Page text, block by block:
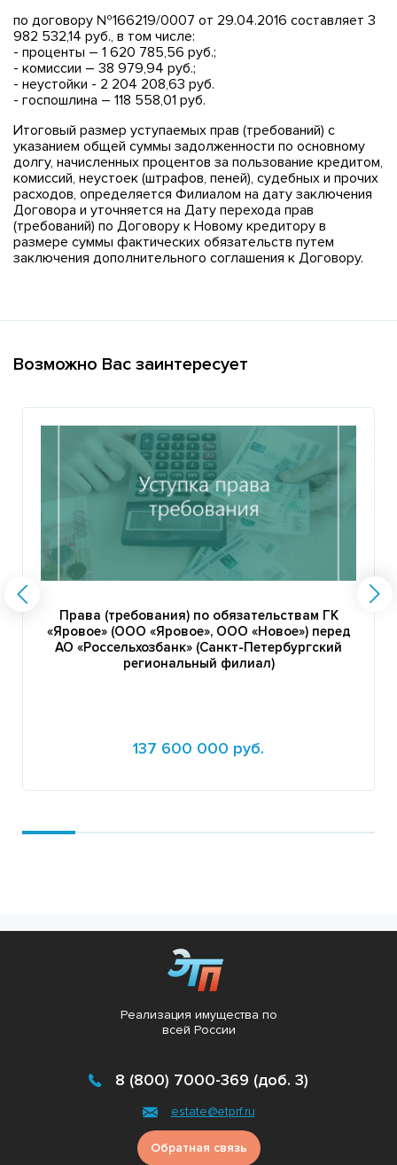
по договору №166219/0007 от 29.04.2016 составляет 3
982 532,14 руб., в том числе:
- проценты – 1 620 785,56 руб.;
- комиссии – 38 979,94 руб.;
- неустойки - 2 204 208,63 руб.
- госпошлина – 118 558,01 руб.
Итоговый размер уступаемых прав (требований) с
указанием общей суммы задолженности по основному
долгу, начисленных процентов за пользование кредитом,
комиссий, неустоек (штрафов, пеней), судебных и прочих
расходов, определяется Филиалом на дату заключения
Договора и уточняется на Дату перехода прав
(требований) по Договору к Новому кредитору в
размере суммы фактических обязательств путем
заключения дополнительного соглашения к Договору.
Возможно Вас заинтересует
Права (требования) по обязательствам ГК
«Яровое» (ООО «Яровое», ООО «Новое») перед
АО «Россельхозбанк» (Санкт-Петербургский
региональный филиал)
137 600 000 руб.
Реализация имущества по
всей России
8 (800) 7000-369 (доб. 3)
estate@etprf.ru
Обратная связь